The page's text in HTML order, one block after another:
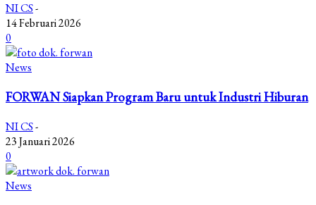
NI CS-
14 Februari 2026
0
News
FORWAN Siapkan Program Baru untuk Industri Hiburan
NI CS-
23 Januari 2026
0
News